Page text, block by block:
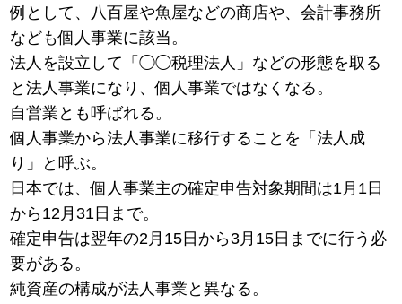
例として、八百屋や魚屋などの商店や、会計事務所
なども個人事業に該当。
法人を設立して「◯◯税理法人」などの形態を取る
と法人事業になり、個人事業ではなくなる。
自営業とも呼ばれる。
個人事業から法人事業に移行することを「法人成
り」と呼ぶ。
日本では、個人事業主の確定申告対象期間は1月1日
から12月31日まで。
確定申告は翌年の2月15日から3月15日までに行う必
要がある。
純資産の構成が法人事業と異なる。